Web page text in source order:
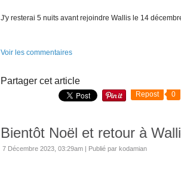
J'y resterai 5 nuits avant rejoindre Wallis le 14
Voir les commentaires
Partager cet article
Repost 0
Bientôt Noël et retour à
7 Décembre 2023, 03:29am | Publié par kodamian